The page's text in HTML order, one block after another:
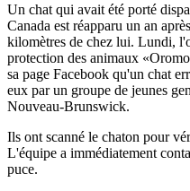
Un chat qui avait été porté
Canada est réapparu un an
kilomètres de chez lui. Lundi,
protection des animaux
sa page Facebook qu'un chat
eux par un groupe de jeunes
Nouveau-Brunswick.
Ils ont scanné le chaton pour
L'équipe a immédiatement
puce.